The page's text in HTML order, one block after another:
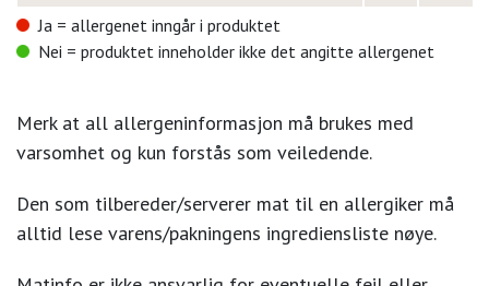
Ja = allergenet inngår i produktet
Nei = produktet inneholder ikke det angitte allergenet
Merk at all allergeninformasjon må brukes med
varsomhet og kun forstås som veiledende.
Den som tilbereder/serverer mat til en allergiker må
alltid lese varens/pakningens ingrediensliste nøye.